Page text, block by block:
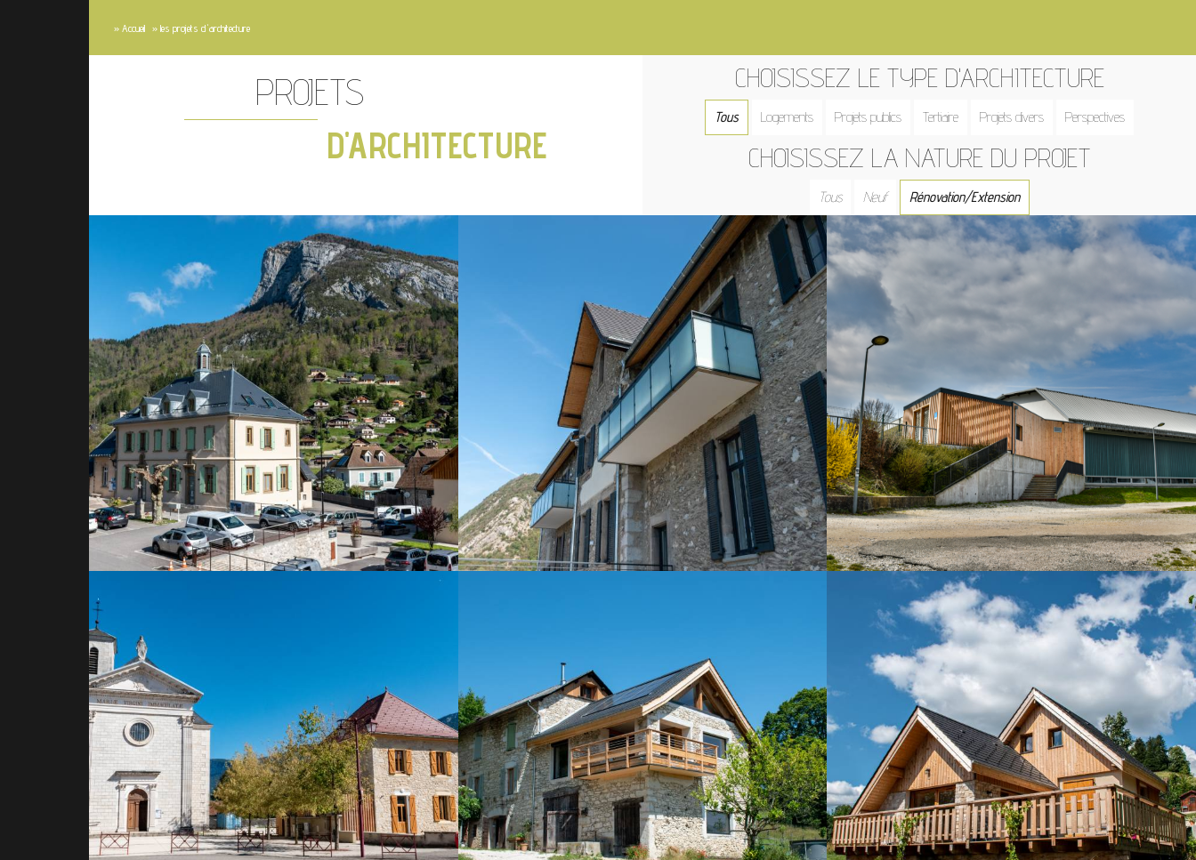
» Accueil » les projets d'architecture
PROJETS
D'ARCHITECTURE
CHOISISSEZ LE TYPE D'ARCHITECTURE
Tous Logements Projets publics Tertiaire Projets divers Perspectives
CHOISISSEZ LA NATURE DU PROJET
Tous Neuf Rénovation/Extension